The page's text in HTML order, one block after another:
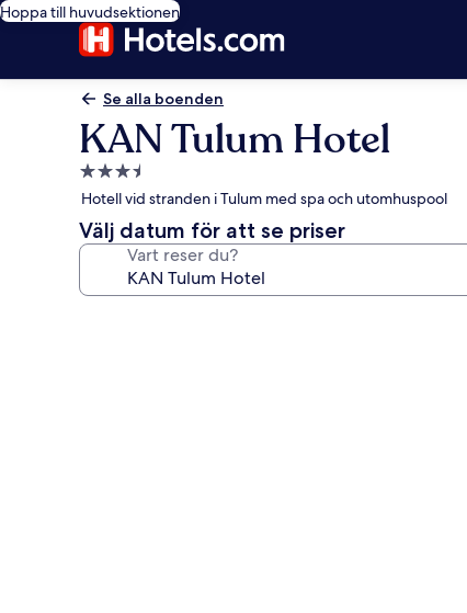
Hoppa till huvudsektionen
Se alla boenden
KAN Tulum Hotel
3.5-
stjärnigt
boende
Hotell vid stranden i Tulum med spa och utomhuspool
Välj datum för att se priser
Vart reser du?